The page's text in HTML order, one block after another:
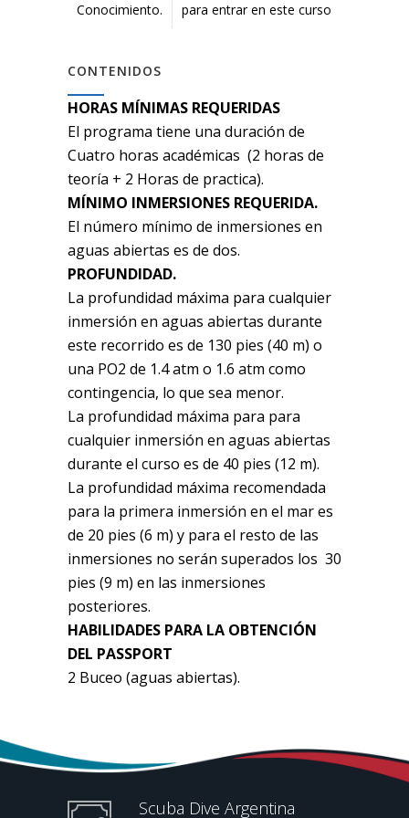
Conocimiento.
para entrar en este curso
CONTENIDOS
HORAS MÍNIMAS REQUERIDAS
El programa tiene una duración de
Cuatro horas académicas (2 horas de
teoría + 2 Horas de practica).
MÍNIMO INMERSIONES REQUERIDA.
El número mínimo de inmersiones en
aguas abiertas es de dos.
PROFUNDIDAD.
La profundidad máxima para cualquier
inmersión en aguas abiertas durante
este recorrido es de 130 pies (40 m) o
una PO2 de 1.4 atm o 1.6 atm como
contingencia, lo que sea menor.
La profundidad máxima para para
cualquier inmersión en aguas abiertas
durante el curso es de 40 pies (12 m).
La profundidad máxima recomendada
para la primera inmersión en el mar es
de 20 pies (6 m) y para el resto de las
inmersiones no serán superados los 30
pies (9 m) en las inmersiones
posteriores.
HABILIDADES PARA LA OBTENCIÓN
DEL PASSPORT
2 Buceo (aguas abiertas).
Scuba Dive Argentina